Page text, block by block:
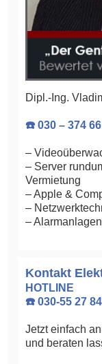
Dipl.-Ing.
☎️ 030 – 374
–
– Server
Vermietung
– Apple &
–
– Alarmanlagen
Kontakt
HOTLINE
☎️ 030-55 27
Jetzt einfach
und beraten